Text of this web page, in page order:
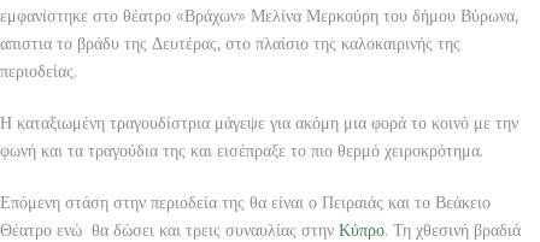
εμφανίστηκε στο θέατρο «Βράχων» Μελίνα Μερκούρη του δήμου Βύρωνα,
απιστια το βράδυ της Δευτέρας, στο πλαίσιο της καλοκαιρινής της
περιοδείας.
Η καταξιωμένη τραγουδίστρια μάγεψε για ακόμη μια φορά το κοινό με την
φωνή και τα τραγούδια της και εισέπραξε το πιο θερμό χειροκρότημα.
Επόμενη στάση στην περιοδεία της θα είναι ο Πειραιάς και το Βεάκειο
Θέατρο ενώ θα δώσει και τρεις συναυλίας στην Κύπρο. Τη χθεσινή βραδιά